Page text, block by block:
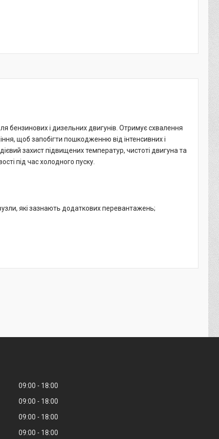
бензинових і дизельних двигунів. Отримує схвалення
щоб запобігти пошкодженню від інтенсивних і
захист підвищених температур, чистоті двигуна та
під час холодного пуску.
які зазнають додаткових перевантажень;
09:00
18:00
09:00
18:00
09:00
18:00
09:00
18:00